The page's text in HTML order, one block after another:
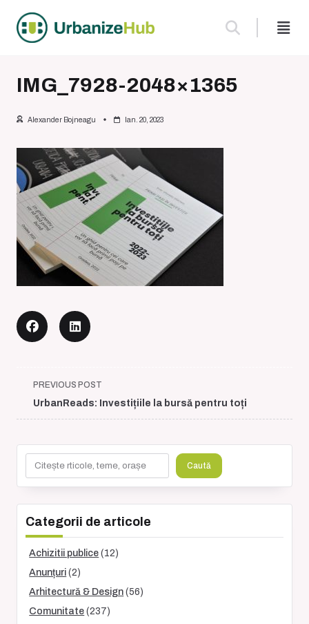
content
IMG_7928-2048×1365
Alexander Bojneagu Ian. 20, 2023
<span
class="nav-
subtitle
text">Page</span>
PREVIOUS POST
UrbanReads: Investițiile la bursă pentru toți
Caută
Categorii de articole
Achizitii publice (12)
Anunțuri (2)
Arhitectură & Design (56)
Comunitate (237)